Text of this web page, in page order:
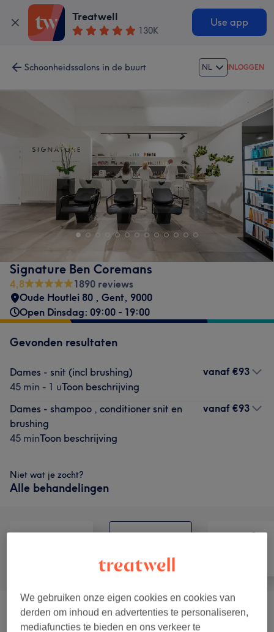
Treatwell
130K
Use app
Schoonheidssalons in de buurt NL INLOGGEN
Signature Ben Coremans
4,8
1890 reviews
Oude Houtlei 80 , Gent, 9000
Open Dinsdag: 09:00 - 19:00
Gevonden resultaten
Dames - snit (incl brushing)
45 min - 1 uToon beschrijving
vanaf €93
Dames - shampoo , conditioner snit en
brushing
45 minToon beschrijving
vanaf €93
Niet wat je zocht?
Alle behandelingen
Snit En Styling (6) vanaf €12
We gebruiken onze eigen cookies en cookies van
derden om inhoud en advertenties te personaliseren,
mediafuncties te bieden en ons verkeer te